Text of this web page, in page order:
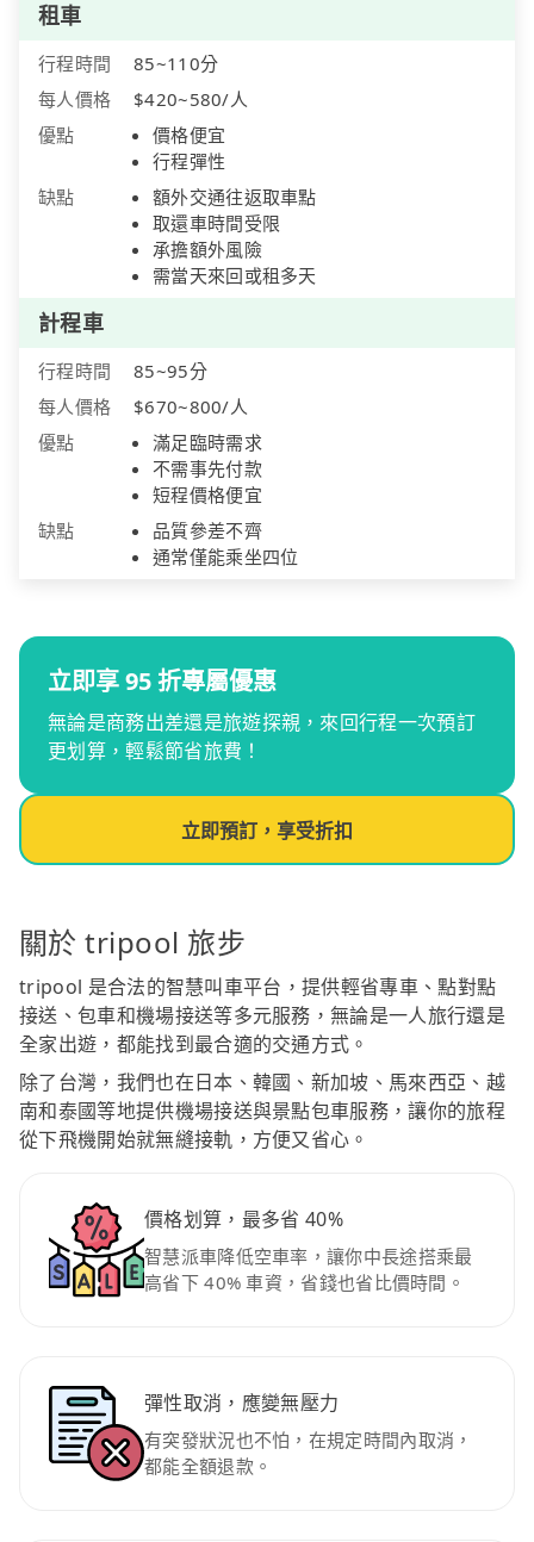
租車
行程時間
85~110分
每人價格
$420~580/人
優點
價格便宜
行程彈性
缺點
額外交通往返取車點
取還車時間受限
承擔額外風險
需當天來回或租多天
計程車
行程時間
85~95分
每人價格
$670~800/人
優點
滿足臨時需求
不需事先付款
短程價格便宜
缺點
品質參差不齊
通常僅能乘坐四位
立即享 95 折專屬優惠
無論是商務出差還是旅遊探親，來回行程一次預訂
更划算，輕鬆節省旅費！
立即預訂，享受折扣
關於 tripool 旅步
tripool 是合法的智慧叫車平台，提供輕省專車、點對點
接送、包車和機場接送等多元服務，無論是一人旅行還是
全家出遊，都能找到最合適的交通方式。
除了台灣，我們也在日本、韓國、新加坡、馬來西亞、越
南和泰國等地提供機場接送與景點包車服務，讓你的旅程
從下飛機開始就無縫接軌，方便又省心。
價格划算，最多省 40%
智慧派車降低空車率，讓你中長途搭乘最
高省下 40% 車資，省錢也省比價時間。
彈性取消，應變無壓力
有突發狀況也不怕，在規定時間內取消，
都能全額退款。